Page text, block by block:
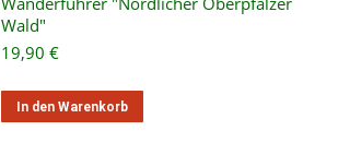
Wald"
19,90 €
In den Warenkorb